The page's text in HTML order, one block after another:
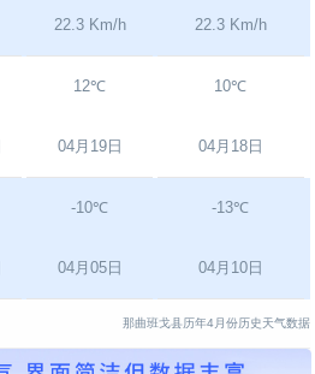
22.3 Km/h 22.3 Km/h
12℃
04月19日
10℃
04月18日
-10℃
04月05日
-13℃
04月10日
那曲班戈县历年4月份历史天气数据